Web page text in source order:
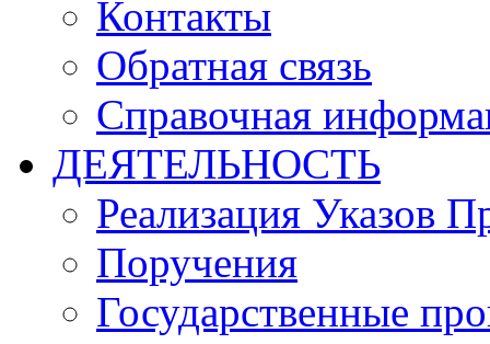
Контакты
Обратная связь
Справочная
ДЕЯТЕЛЬНОСТЬ
Реализация Указов
Поручения
Государственные